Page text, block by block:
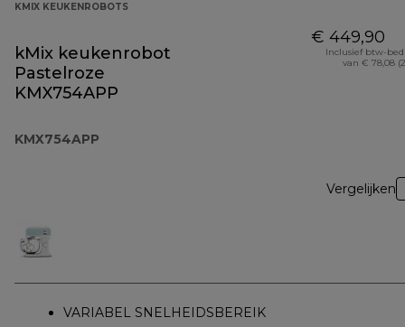
KMIX KEUKENROBOTS
kMix keukenrobot
Pastelroze
KMX754APP
KMX754APP
€ 449,90
Inclusief btw-
van € 78,08
Vergelijken
VARIABEL SNELHEIDSBEREIK